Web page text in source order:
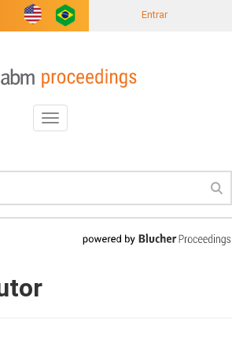
Entrar
Toggle
navigation